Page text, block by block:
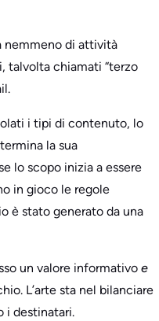
nemmeno di attività
talvolta chiamati “terzo
i tipi di contenuto, lo
la sua
lo scopo inizia a essere
in gioco le regole
è stato generato da una
un valore informativo e
L’arte sta nel bilanciare
i destinatari.